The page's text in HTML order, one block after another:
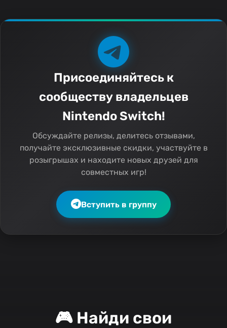
Присоединяйтесь к
сообществу владельцев
Nintendo Switch!
Обсуждайте релизы, делитесь отзывами,
получайте эксклюзивные скидки, участвуйте в
розыгрышах и находите новых друзей для
совместных игр!
Вступить в группу
🎮 Найди свои